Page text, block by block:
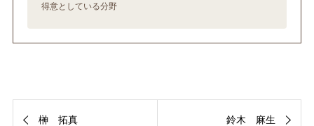
得意としている分野
榊 拓真 鈴木 麻生